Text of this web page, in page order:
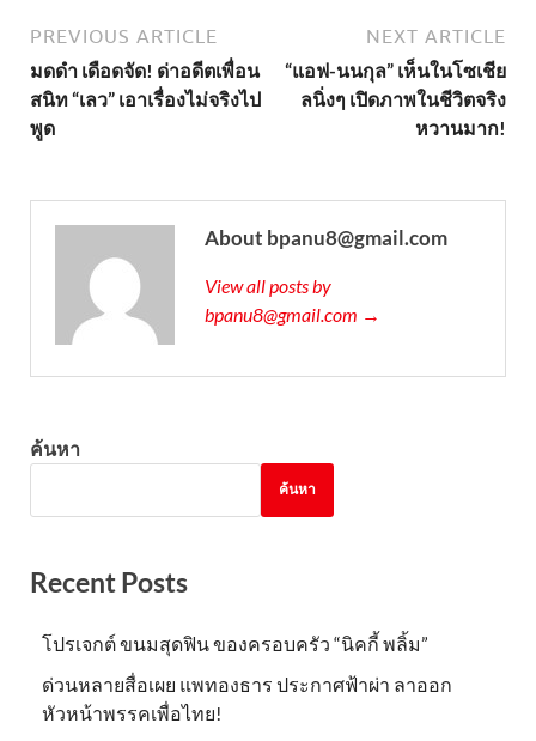
PREVIOUS ARTICLE
มดดำ เดือดจัด! ด่าอดีตเพื่อน
สนิท “เลว” เอาเรื่องไม่จริงไป
พูด
NEXT ARTICLE
“แอฟ-นนกุล” เห็นในโซเชีย
ลนิ่งๆ เปิดภาพในชีวิตจริง
หวานมาก!
About bpanu8@gmail.com
View all posts by
bpanu8@gmail.com →
ค้นหา
ค้นหา
Recent Posts
โปรเจกต์ ขนมสุดฟิน ของครอบครัว “นิคกี้ พลิ้ม”
ด่วนหลายสื่อเผย แพทองธาร ประกาศฟ้าผ่า ลาออก
หัวหน้าพรรคเพื่อไทย!